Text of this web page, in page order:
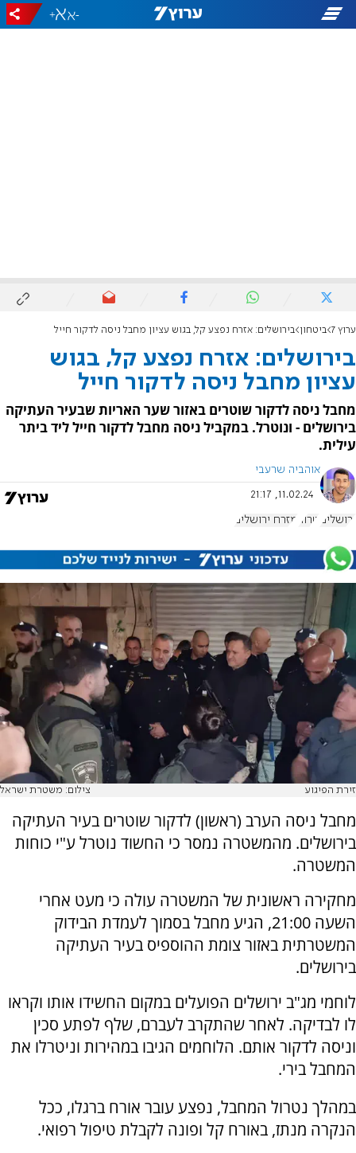
-
+
ערוץ 7 ביטחון בירושלים: אזרח נפצע קל, בגוש עציון מחבל ניסה לדקור חייל
בירושלים: אזרח נפצע קל, בגוש
עציון מחבל ניסה לדקור חייל
מחבל ניסה לדקור שוטרים באזור שער האריות שבעיר העתיקה
בירושלים - ונוטרל. במקביל ניסה מחבל לדקור חייל ליד ביתר
עילית.
אוהביה שרעבי
11.02.24, 21:17
ירושלים טרור מזרח ירושלים
זירת הפיגוע צילום: משטרת ישראל
מחבל ניסה הערב (ראשון) לדקור שוטרים בעיר העתיקה
בירושלים. מהמשטרה נמסר כי החשוד נוטרל ע"י כוחות
המשטרה.
מחקירה ראשונית של המשטרה עולה כי מעט אחרי
השעה 21:00, הגיע מחבל בסמוך לעמדת הבידוק
המשטרתית באזור צומת ההוספיס בעיר העתיקה
בירושלים.
לוחמי מג"ב ירושלים הפועלים במקום החשידו אותו וקראו
לו לבדיקה. לאחר שהתקרב לעברם, שלף לפתע סכין
וניסה לדקור אותם. הלוחמים הגיבו במהירות וניטרלו את
המחבל בירי.
במהלך נטרול המחבל, נפצע עובר אורח ברגלו, ככל
הנקרה מנתז, באורח קל ופונה לקבלת טיפול רפואי.